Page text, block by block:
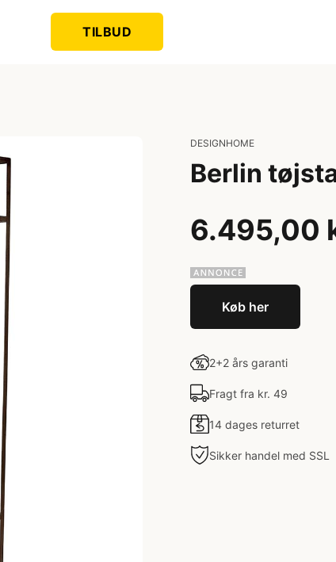
TILBUD
DESIGNHOME
Berlin
6.495,00
Køb her
2+2 års garanti
Fragt fra kr. 49
14 dages returret
Sikker handel med SSL